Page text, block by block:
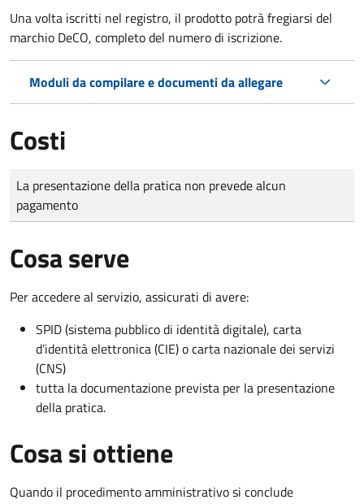
Una volta iscritti nel registro, il prodotto potrà fregiarsi del
marchio DeCO, completo del numero di iscrizione.
Moduli da compilare e documenti da allegare
Costi
Tipo di pagamento
Importo
La presentazione della pratica non prevede alcun
pagamento
Cosa serve
Per accedere al servizio, assicurati di avere:
SPID (sistema pubblico di identità digitale), carta
d’identità elettronica (CIE) o carta nazionale dei servizi
(CNS)
tutta la documentazione prevista per la presentazione
della pratica.
Cosa si ottiene
Quando il procedimento amministrativo si conclude